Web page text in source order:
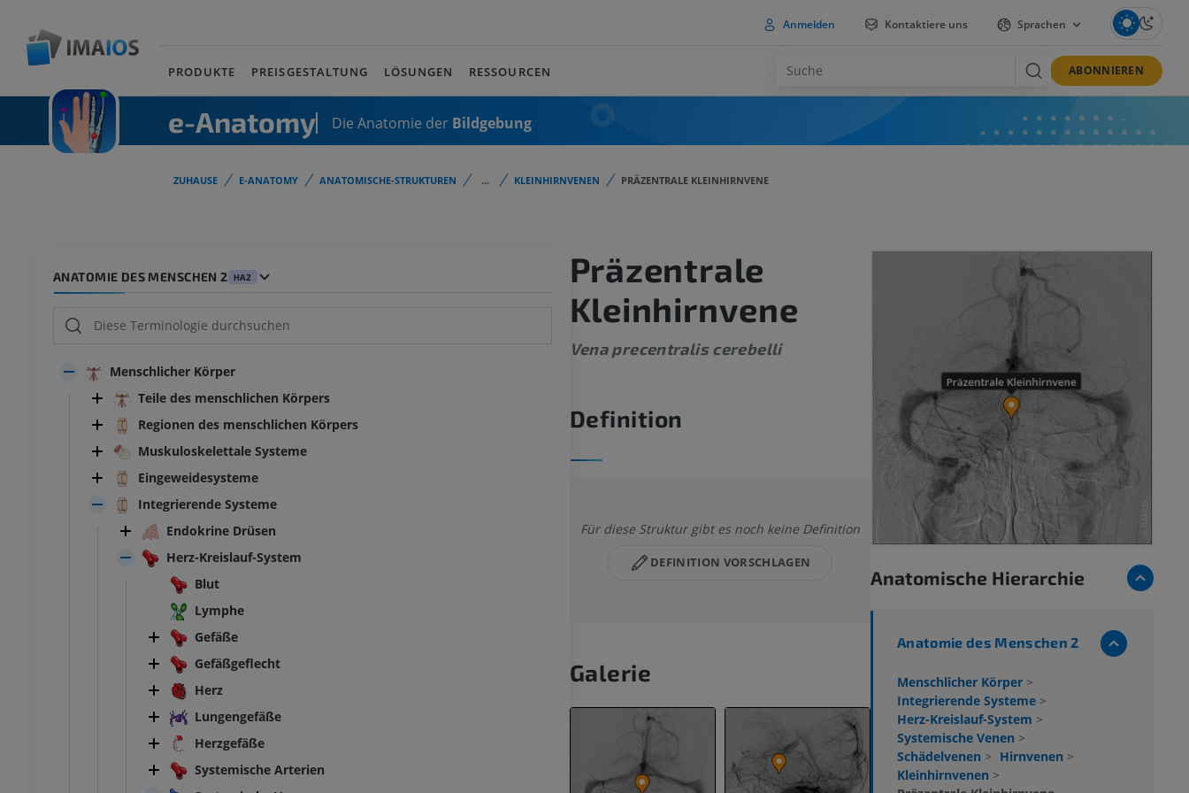
Anmelden Kontaktiere uns Sprachen
PRODUKTE PREISGESTALTUNG LÖSUNGEN RESSOURCEN ABONNIEREN
e-Anatomy Die Anatomie der Bildgebung
ZUHAUSE E-ANATOMY ANATOMISCHE-STRUKTUREN ... KLEINHIRNVENEN PRÄZENTRALE KLEINHIRNVENE
ANATOMIE DES MENSCHEN 2 HA2
Menschlicher Körper
Teile des menschlichen Körpers
Regionen des menschlichen Körpers
Muskuloskelettale Systeme
Eingeweidesysteme
Integrierende Systeme
Endokrine Drüsen
Herz-Kreislauf-System
Blut
Lymphe
Gefäße
Gefäßgeflecht
Herz
Lungengefäße
Herzgefäße
Systemische Arterien
Präzentrale
Kleinhirnvene
Vena precentralis cerebelli
Definition
Für diese Struktur gibt es noch keine Definition
DEFINITION VORSCHLAGEN
Galerie
Anatomische Hierarchie
Anatomie des Menschen 2
Menschlicher Körper >
Integrierende Systeme >
Herz-Kreislauf-System >
Systemische Venen >
Schädelvenen > Hirnvenen >
Kleinhirnvenen >